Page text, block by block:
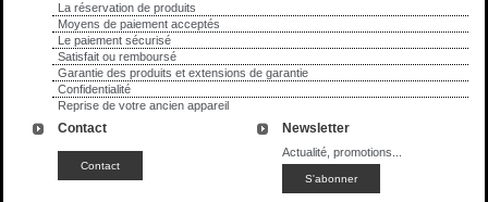
La réservation de produits
Moyens de paiement acceptés
Le paiement sécurisé
Satisfait ou remboursé
Garantie des produits et extensions de garantie
Confidentialité
Reprise de votre ancien appareil
Contact Newsletter
Actualité, promotions...